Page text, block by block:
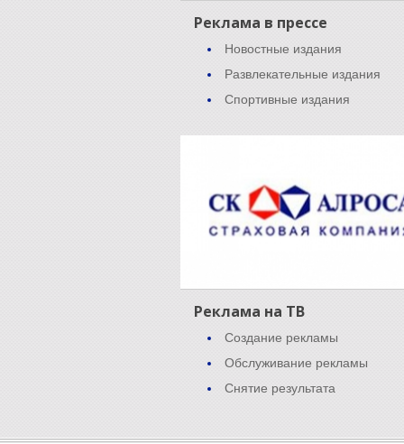
Реклама в прессе
Новостные издания
Развлекательные издания
Спортивные издания
Реклама на ТВ
Создание рекламы
Обслуживание рекламы
Снятие результата